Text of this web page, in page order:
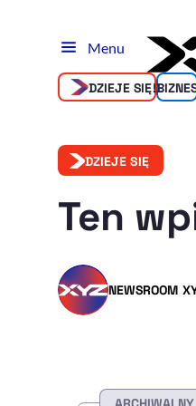
Menu
DZIEJE SIĘ!
DZIEJE SIĘ
Ten
NEWSROOM